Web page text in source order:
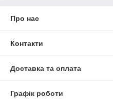
Про нас
Контакти
Доставка та оплата
Графік роботи